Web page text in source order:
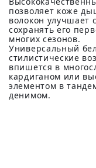
позволяет коже
волокон улучшает
сохранять его
многих сезонов.
Универсальный
стилистические
впишется в
кардиганом или
элементом в
денимом.